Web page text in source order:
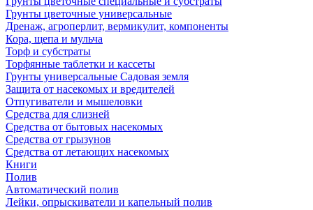
Грунты цветочные универсальные
Дренаж, агроперлит, вермикулит, компоненты
Кора, щепа и мульча
Торф и субстраты
Торфянные таблетки и кассеты
Грунты универсальные Садовая земля
Защита от насекомых и вредителей
Отпугиватели и мышеловки
Средства для слизней
Средства от бытовых насекомых
Средства от грызунов
Средства от летающих насекомых
Книги
Полив
Автоматический полив
Лейки, опрыскиватели и капельный полив